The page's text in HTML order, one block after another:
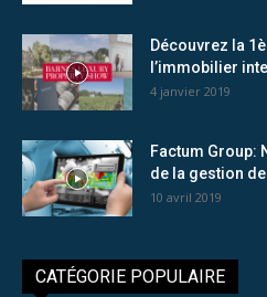
Découvrez la
l’immobilier
4 janvier 2019
Factum Group:
de la gestion
10 avril 2019
CATÉGORIE POPULAIRE